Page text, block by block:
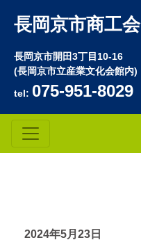
長岡京市商工会
長岡京市開田3丁目10-16
(長岡京市立産業文化会館内)
tel: 075-951-8029
2024年5月23日